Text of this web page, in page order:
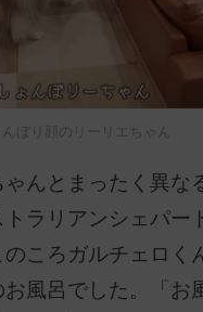
んぼり顔のリーリエちゃん
んとまったく異な
ラリアンシェパー
ころガルチェロく
風呂でした。「お